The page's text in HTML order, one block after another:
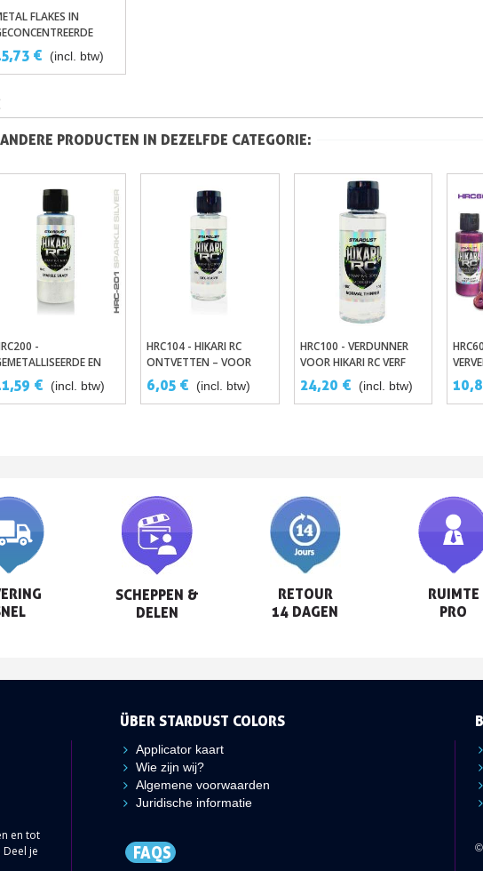
In Winkelwagen
FLAKES IN
€ (incl. btw)
PRODUCTEN IN DEZELFDE CATEGORIE:
In Winkelwagen
-
EN
VERVEN
RC MODELBOUW
€ (incl. btw)
In Winkelwagen
HRC104 - HIKARI RC
ONTVETTEN – VOOR
HRC-LAKKEN EN LEXAN-
CARROSSERIEËN
6,05 € (incl. btw)
In Winkelwagen
HRC100 - VERDUNNER
VOOR HIKARI RC VERF
VOOR DE RADIO
MODELBOUWEN
24,20 € (incl. btw)
SCHEPPEN &
DELEN
RETOUR
14 DAGEN
RUIMTE
PRO
en tot
je
ÜBER STARDUST COLORS
Applicator kaart
Wie zijn wij?
Algemene voorwaarden
Juridische informatie
FAQS ©